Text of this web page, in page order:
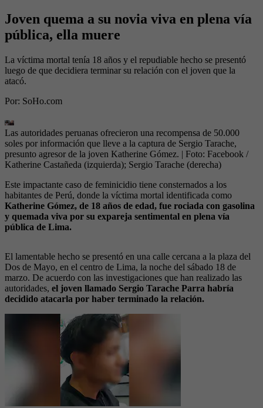
Joven quema a su novia viva en plena vía
pública, ella muere
La víctima mortal tenía 18 años y el repudiable hecho se presentó
luego de que decidiera terminar su relación con el joven que la
atacó.
Por: SoHo.com
Las autoridades peruanas ofrecieron una recompensa de 50.000
soles por información que lleve a la captura de Sergio Tarache,
presunto agresor de la joven Katherine Gómez. | Foto: Facebook /
Katherine Castañeda (izquierda); Sergio Tarache (derecha)
Este impactante caso de feminicidio tiene consternados a los
habitantes de Perú, donde la víctima mortal identificada como
Katherine Gómez, de 18 años de edad, fue rociada con gasolina
y quemada viva por su expareja sentimental en plena vía
pública de Lima.
El lamentable hecho se presentó en una calle cercana a la plaza del
Dos de Mayo, en el centro de Lima, la noche del sábado 18 de
marzo. De acuerdo con las investigaciones que han realizado las
autoridades, el joven llamado Sergio Tarache Parra habría
decidido atacarla por haber terminado la relación.